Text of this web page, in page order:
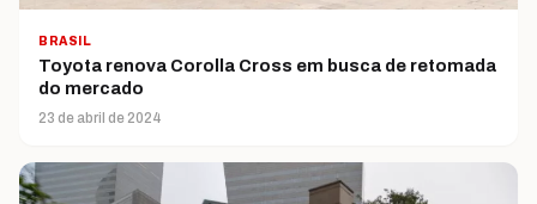
BRASIL
Toyota renova Corolla Cross em busca de retomada
do mercado
23 de abril de 2024